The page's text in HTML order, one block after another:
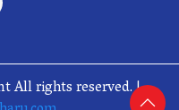
All rights reserved. |